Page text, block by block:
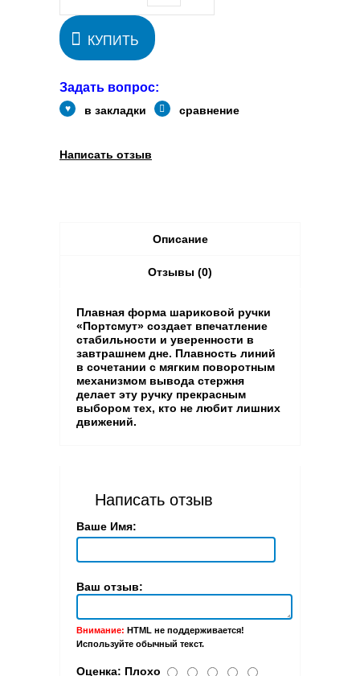
КУПИТЬ
Задать вопрос:
в закладки сравнение
Написать отзыв
Описание
Отзывы (0)
Плавная форма шариковой ручки
«Портсмут» создает впечатление
стабильности и уверенности в
завтрашнем дне. Плавность линий
в сочетании с мягким поворотным
механизмом вывода стержня
делает эту ручку прекрасным
выбором тех, кто не любит лишних
движений.
Написать отзыв
Ваше Имя:
Ваш отзыв:
Внимание: HTML не поддерживается!
Используйте обычный текст.
Оценка: Плохо